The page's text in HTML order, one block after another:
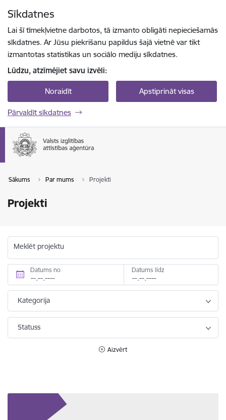
Sīkdatnes
Lai šī tīmekļvietne darbotos, tā izmanto obligāti nepieciešamās
sīkdatnes. Ar Jūsu piekrišanu papildus šajā vietnē var tikt
izmantotas statistikas un sociālo mediju sīkdatnes.
Lūdzu, atzīmējiet savu izvēli:
Noraidīt Apstiprināt visas
Pārvaldīt sīkdatnes
Sākums Par mums Projekti
Projekti
Meklēt projektu
Datums no Datums līdz
Kategorija
Statuss
Aizvērt